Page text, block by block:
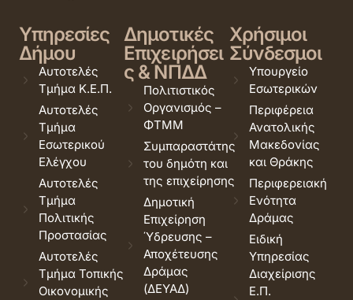
Υπηρεσίες
Δήμου
Αυτοτελές
Τμήμα Κ.Ε.Π.
Αυτοτελές
Τμήμα
Εσωτερικού
Ελέγχου
Αυτοτελές
Τμήμα
Πολιτικής
Προστασίας
Αυτοτελές
Τμήμα Τοπικής
Οικονομικής
Δημοτικές
Επιχειρήσει
ς & ΝΠΔΔ
Πολιτιστικός
Οργανισμός –
ΦΤΜΜ
Συμπαραστάτης
του δημότη και
της επιχείρησης
Δημοτική
Επιχείρηση
Ύδρευσης –
Αποχέτευσης
Δράμας
(ΔΕΥΑΔ)
Χρήσιμοι
Σύνδεσμοι
Υπουργείο
Εσωτερικών
Περιφέρεια
Ανατολικής
Μακεδονίας
και Θράκης
Περιφερειακή
Ενότητα
Δράμας
Ειδική
Υπηρεσίας
Διαχείρισης
Ε.Π.